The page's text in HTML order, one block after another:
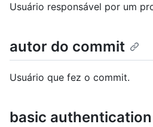
Usuário responsável por um
autor do commit
Usuário que fez o commit.
basic authentication